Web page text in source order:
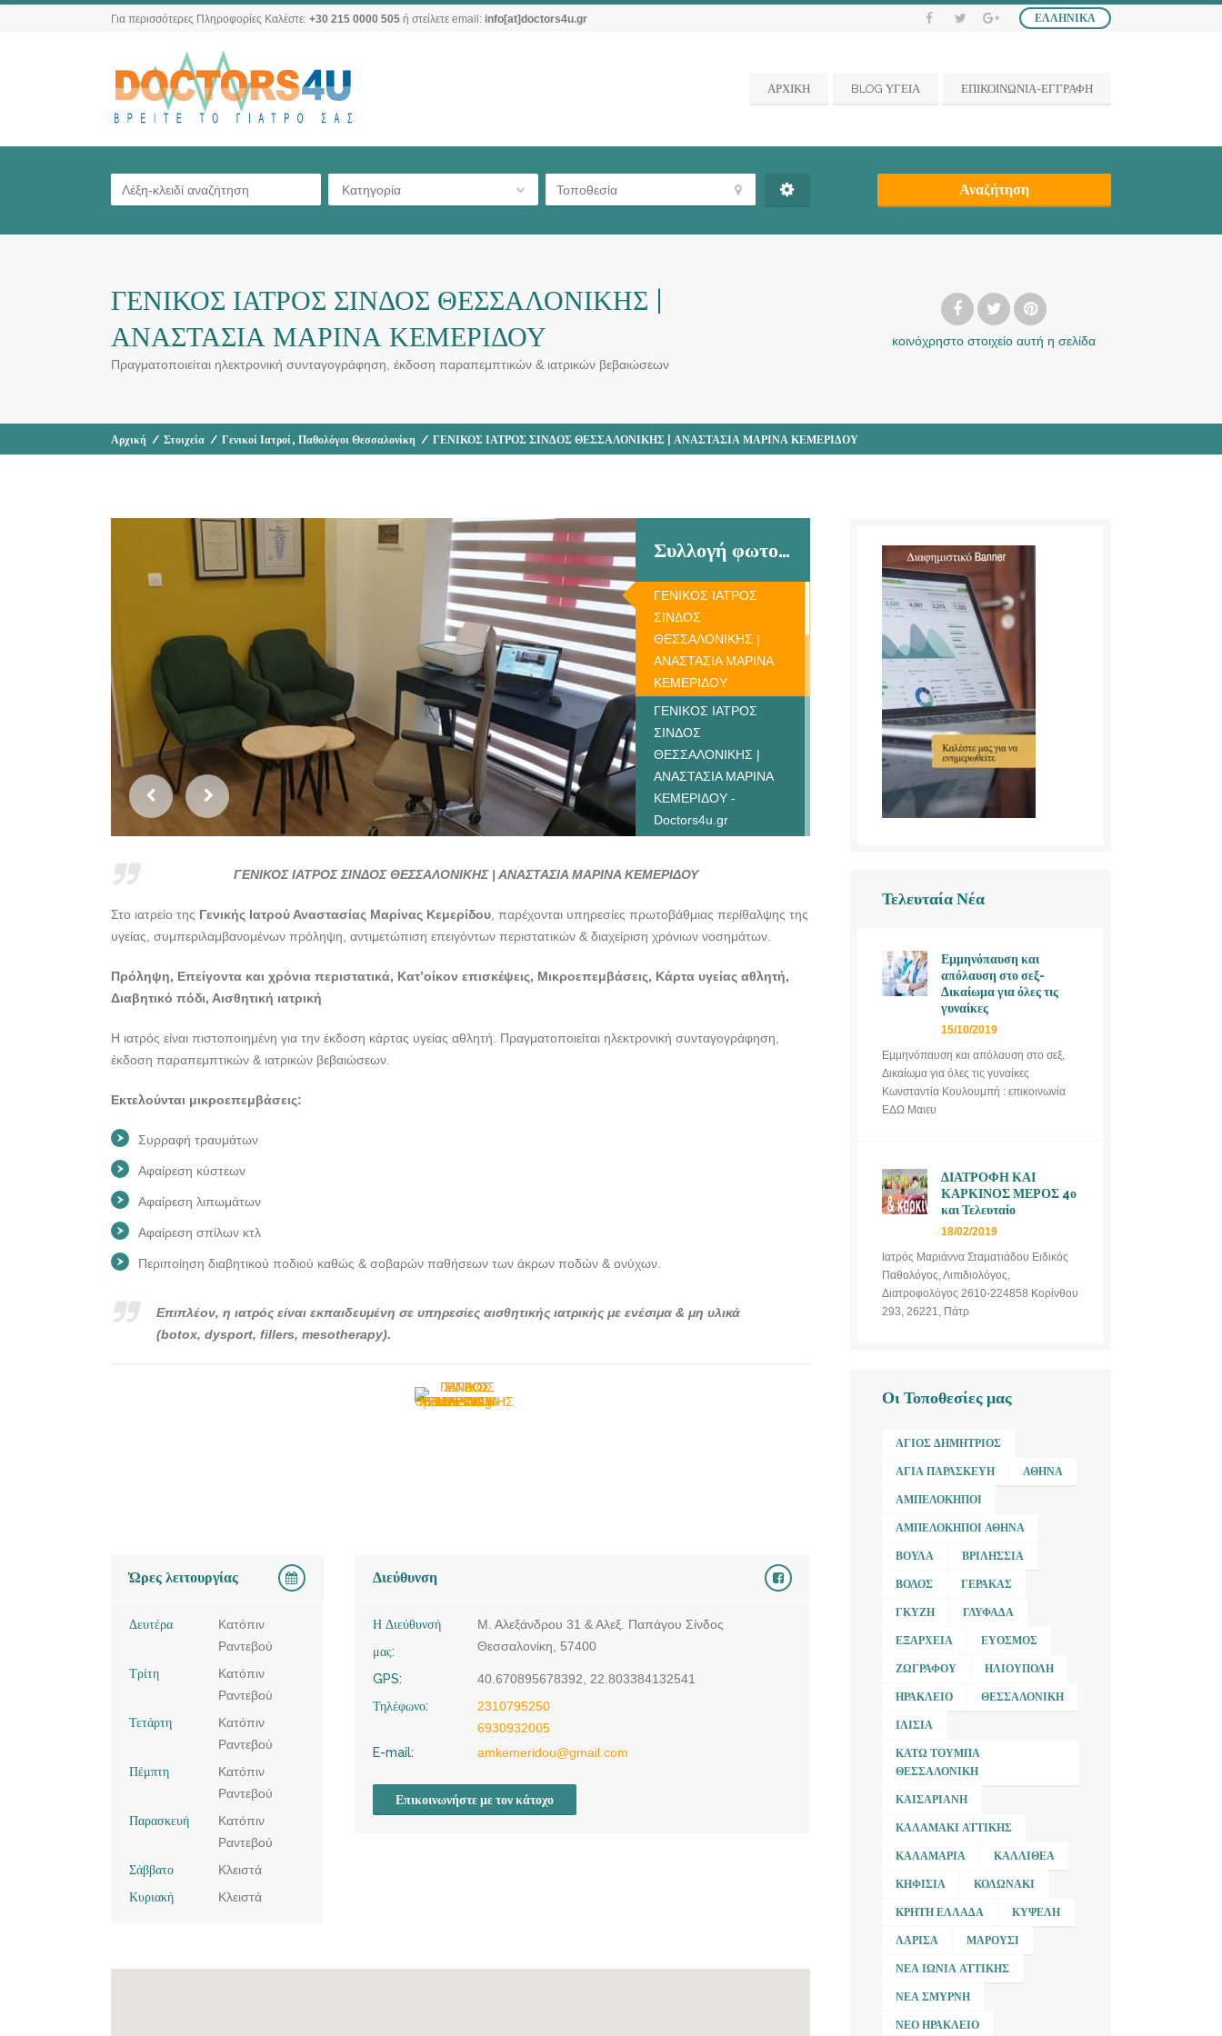
ΕΛΛΗΝΙΚΆ
Για περισσότερες Πληροφορίες Καλέστε: +30 215 0000 505 ή στείλετε email: info[at]doctors4u.gr
ΑΡΧΙΚΗ BLOG ΥΓΕΙΑ ΕΠΙΚΟΙΝΩΝΙΑ-ΕΓΓΡΑΦΗ
Κατηγορία Αναζήτηση
ΓΕΝΙΚΟΣ ΙΑΤΡΟΣ ΣΙΝΔΟΣ ΘΕΣΣΑΛΟΝΙΚΗΣ |
ΑΝΑΣΤΑΣΙΑ ΜΑΡΙΝΑ ΚΕΜΕΡΙΔΟΥ
Πραγματοποιείται ηλεκτρονική συνταγογράφηση, έκδοση παραπεμπτικών & ιατρικών βεβαιώσεων
κοινόχρηστο στοιχείο αυτή η σελίδα
Αρχική / Στοιχεία / Γενικοί Ιατροί, Παθολόγοι Θεσσαλονίκη / ΓΕΝΙΚΟΣ ΙΑΤΡΟΣ ΣΙΝΔΟΣ ΘΕΣΣΑΛΟΝΙΚΗΣ | ΑΝΑΣΤΑΣΙΑ ΜΑΡΙΝΑ ΚΕΜΕΡΙΔΟΥ
Συλλογή φωτογραφιών
ΓΕΝΙΚΟΣ ΙΑΤΡΟΣ
ΣΙΝΔΟΣ
ΘΕΣΣΑΛΟΝΙΚΗΣ |
ΑΝΑΣΤΑΣΙΑ ΜΑΡΙΝΑ
ΚΕΜΕΡΙΔΟΥ
ΓΕΝΙΚΟΣ ΙΑΤΡΟΣ
ΣΙΝΔΟΣ
ΘΕΣΣΑΛΟΝΙΚΗΣ |
ΑΝΑΣΤΑΣΙΑ ΜΑΡΙΝΑ
ΚΕΜΕΡΙΔΟΥ -
Doctors4u.gr
ΣΙΝΔΟΣ
ΑΝΑΣΤΑΣΙΑ ΜΑΡΙΝΑ
ΚΕΜΕΡΙΔΟΥ -
ΓΕΝΙΚΟΣ ΙΑΤΡΟΣ
ΓΕΝΙΚΟΣ ΙΑΤΡΟΣ
Doctors4u.gr
ΚΕΜΕΡΙΔΟΥ -
ΓΕΝΙΚΟΣ ΙΑΤΡΟΣ
ΓΕΝΙΚΟΣ ΙΑΤΡΟΣ ΣΙΝΔΟΣ ΘΕΣΣΑΛΟΝΙΚΗΣ | ΑΝΑΣΤΑΣΙΑ ΜΑΡΙΝΑ ΚΕΜΕΡΙΔΟΥ
Στο ιατρείο της Γενικής Ιατρού Αναστασίας Μαρίνας Κεμερίδου , παρέχονται υπηρεσίες πρωτοβάθμιας περίθαλψης της
υγείας, συμπεριλαμβανομένων πρόληψη, αντιμετώπιση επειγόντων περιστατικών & διαχείριση χρόνιων νοσημάτων.
Πρόληψη, Επείγοντα και χρόνια περιστατικά, Κατ’οίκον επισκέψεις, Μικροεπεμβάσεις, Κάρτα υγείας αθλητή,
Διαβητικό πόδι, Αισθητική ιατρική
Η ιατρός είναι πιστοποιημένη για την έκδοση κάρτας υγείας αθλητή. Πραγματοποιείται ηλεκτρονική συνταγογράφηση,
έκδοση παραπεμπτικών & ιατρικών βεβαιώσεων.
Εκτελούνται μικροεπεμβάσεις:
Συρραφή τραυμάτων
Αφαίρεση κύστεων
Αφαίρεση λιπωμάτων
Αφαίρεση σπίλων κτλ
Περιποίηση διαβητικού ποδιού καθώς & σοβαρών παθήσεων των άκρων ποδών & ονύχων.
Επιπλέον, η ιατρός είναι εκπαιδευμένη σε υπηρεσίες αισθητικής ιατρικής με ενέσιμα & μη υλικά
(botox, dysport, fillers, mesotherapy).
Ώρες λειτουργίας
Δευτέρα
Κατόπιν
Ραντεβού
Τρίτη
Κατόπιν
Ραντεβού
Τετάρτη
Κατόπιν
Ραντεβού
Πέμπτη
Κατόπιν
Ραντεβού
Παρασκευή
Κατόπιν
Ραντεβού
Σάββατο
Κλειστά
Κυριακή
Κλειστά
Διεύθυνση
Η Διεύθυνσή
μας:
Μ. Αλεξάνδρου 31 & Αλεξ. Παπάγου Σίνδος
Θεσσαλονίκη, 57400
GPS:
40.670895678392, 22.803384132541
Τηλέφωνο:
2310795250
6930932005
E-mail:
amkemeridou@gmail.com
Επικοινωνήστε με τον κάτοχο
Τελευταία Νέα
Εμμηνόπαυση και
απόλαυση στο σεξ-
Δικαίωμα για όλες τις
γυναίκες
15/10/2019
Εμμηνόπαυση και απόλαυση στο σεξ,
Δικαίωμα για όλες τις γυναίκες
Κωνσταντία Κουλουμπή : επικοινωνία
ΕΔΩ Μαιευ
ΔΙΑΤΡΟΦΗ ΚΑΙ
ΚΑΡΚΙΝΟΣ ΜΕΡΟΣ 4ο
και Τελευταίο
18/02/2019
Ιατρός Μαριάννα Σταματιάδου Ειδικός
Παθολόγος, Λιπιδιολόγος,
Διατροφολόγος 2610-224858 Κορίνθου
293, 26221, Πάτρ
Οι Τοποθεσίες μας
ΆΓΙΟΣ ΔΗΜΉΤΡΙΟΣ
ΑΓΊΑ ΠΑΡΑΣΚΕΥΉ ΑΘΉΝΑ
ΑΜΠΕΛΌΚΗΠΟΙ
ΑΜΠΕΛΌΚΗΠΟΙ ΑΘΉΝΑ
ΒΟΎΛΑ ΒΡΙΛΉΣΣΙΑ
ΒΌΛΟΣ ΓΈΡΑΚΑΣ
ΓΚΎΖΗ ΓΛΥΦΆΔΑ
ΕΞΆΡΧΕΙΑ ΕΎΟΣΜΟΣ
ΖΩΓΡΆΦΟΥ ΗΛΙΟΎΠΟΛΗ
ΗΡΆΚΛΕΙΟ ΘΕΣΣΑΛΟΝΊΚΗ
ΙΛΊΣΙΑ
ΚΆΤΩ ΤΟΎΜΠΑ
ΘΕΣΣΑΛΟΝΊΚΗ
ΚΑΙΣΑΡΙΑΝΉ
ΚΑΛΑΜΆΚΙ ΑΤΤΙΚΉΣ
ΚΑΛΑΜΑΡΙΆ ΚΑΛΛΙΘΈΑ
ΚΗΦΙΣΙΆ ΚΟΛΩΝΆΚΙ
ΚΡΉΤΗ ΕΛΛΆΔΑ ΚΥΨΈΛΗ
ΛΆΡΙΣΑ ΜΑΡΟΎΣΙ
ΝΈΑ ΙΩΝΊΑ ΑΤΤΙΚΉΣ
ΝΈΑ ΣΜΎΡΝΗ
ΝΈΟ ΗΡΆΚΛΕΙΟ